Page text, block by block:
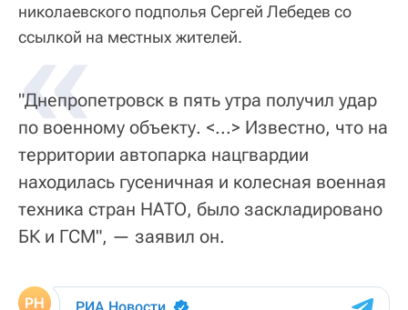
николаевского подполья Сергей Лебедев со
ссылкой на местных жителей.
«
"Днепропетровск в пять утра получил удар
по военному объекту. <...> Известно, что на
территории автопарка нацгвардии
находилась гусеничная и колесная военная
техника стран НАТО, было заскладировано
БК и ГСМ", — заявил он.